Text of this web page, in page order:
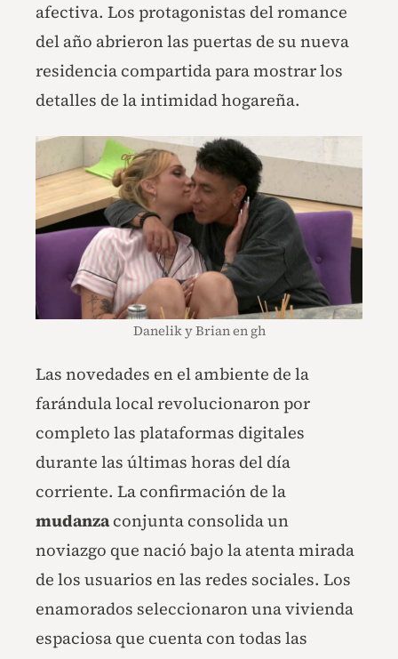
afectiva. Los protagonistas del romance
del año abrieron las puertas de su nueva
residencia compartida para mostrar los
detalles de la intimidad hogareña.
Danelik y Brian en gh
Las novedades en el ambiente de la
farándula local revolucionaron por
completo las plataformas digitales
durante las últimas horas del día
corriente. La confirmación de la
mudanzaconjunta consolida un
noviazgo que nació bajo la atenta mirada
de los usuarios en las redes sociales. Los
enamorados seleccionaron una vivienda
espaciosa que cuenta con todas las